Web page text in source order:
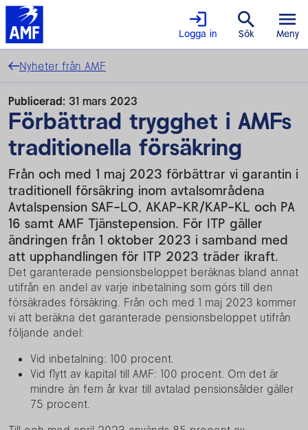
Logga in Sök Meny
Nyheter från AMF
Publicerad: 31 mars 2023
Förbättrad trygghet i AMFs
traditionella försäkring
Från och med 1 maj 2023 förbättrar vi garantin i
traditionell försäkring inom avtalsområdena
Avtalspension SAF-LO, AKAP-KR/KAP-KL och PA
16 samt AMF Tjänstepension. För ITP gäller
ändringen från 1 oktober 2023 i samband med
att upphandlingen för ITP 2023 träder ikraft.
Det garanterade pensionsbeloppet beräknas bland annat
utifrån en andel av varje inbetalning som görs till den
försäkrades försäkring. Från och med 1 maj 2023 kommer
vi att beräkna det garanterade pensionsbeloppet utifrån
följande andel:
Vid inbetalning: 100 procent.
Vid flytt av kapital till AMF: 100 procent. Om det är
mindre än fem år kvar till avtalad pensionsålder gäller
75 procent.